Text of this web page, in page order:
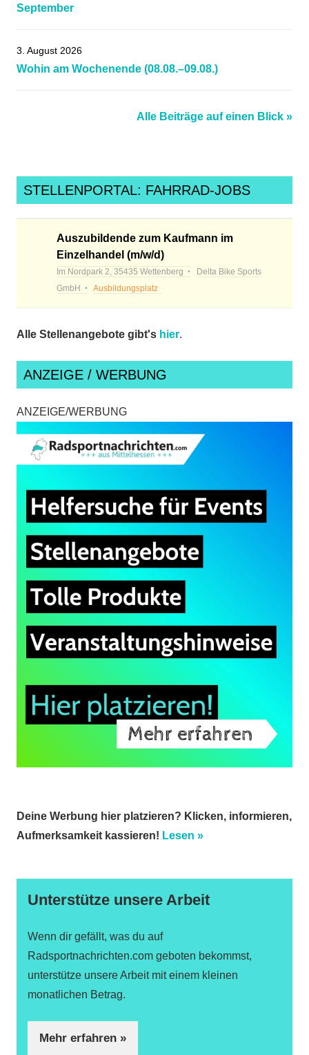
September
3. August 2026
Wohin am Wochenende (08.08.–09.08.)
Alle Beiträge auf einen Blick »
STELLENPORTAL: FAHRRAD-JOBS
Auszubildende zum Kaufmann im
Einzelhandel (m/w/d)
Im Nordpark 2, 35435 Wettenberg
Delta Bike Sports
GmbH
Ausbildungsplatz
Alle Stellenangebote gibt's hier.
ANZEIGE / WERBUNG
ANZEIGE/WERBUNG
Deine Werbung hier platzieren? Klicken, informieren,
Aufmerksamkeit kassieren! Lesen »
Unterstütze unsere Arbeit
Wenn dir gefällt, was du auf
Radsportnachrichten.com geboten bekommst,
unterstütze unsere Arbeit mit einem kleinen
monatlichen Betrag.
Mehr erfahren »